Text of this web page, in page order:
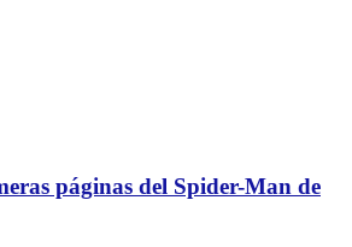
páginas del Spider-Man de